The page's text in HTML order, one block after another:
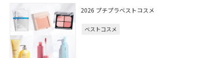
2026 プチプラベストコスメ
ベストコスメ